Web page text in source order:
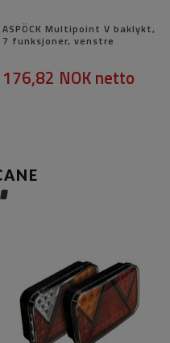
ASPÖCK Multipoint V baklykt,
7 funksjoner, venstre
176,82 NOKnetto